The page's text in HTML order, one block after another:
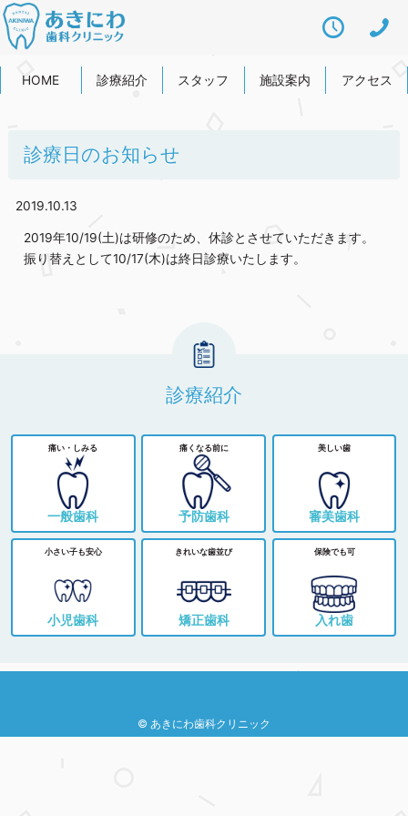
HOME 診療紹介 スタッフ 施設案内 アクセス
診療日のお知らせ
2019.10.13
2019年10/19(土)は研修のため、休診とさせていただきます。
振り替えとして10/17(木)は終日診療いたします。
診療紹介
痛い・しみる
一般歯科
痛くなる前に
予防歯科
美しい歯
審美歯科
小さい子も安心
小児歯科
きれいな歯並び
矯正歯科
保険でも可
入れ歯
© あきにわ歯科クリニック